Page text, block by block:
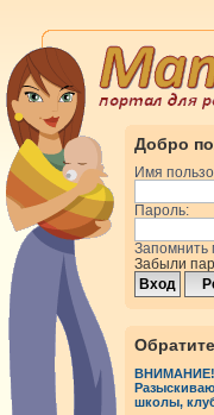
Добро
Имя
Пароль:
Запомнить
Забыли
школы,